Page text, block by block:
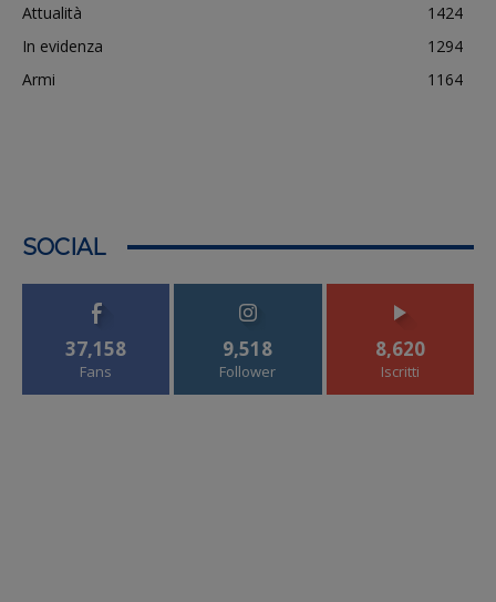
Attualità
1424
In evidenza
1294
Armi
1164
SOCIAL
37,158
Fans
9,518
Follower
8,620
Iscritti